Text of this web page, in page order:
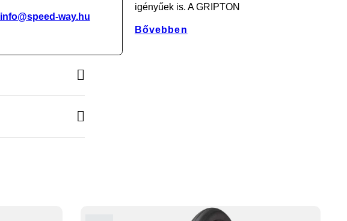
info@speed-way.hu
igényűek is. A GRIPTON
Bővebben